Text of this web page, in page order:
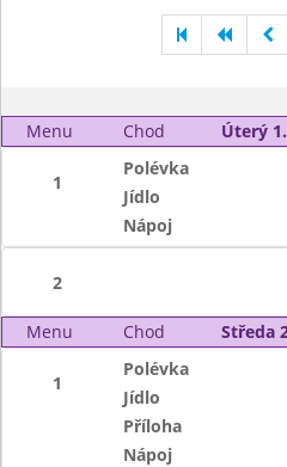
Menu Chod Úterý
1
Polévka
Jídlo
Nápoj
2
Menu Chod Středa
1
Polévka
Jídlo
Příloha
Nápoj